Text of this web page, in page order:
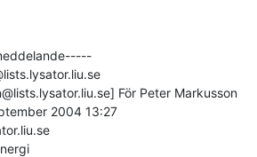
För Peter Markusson
2004 13:27